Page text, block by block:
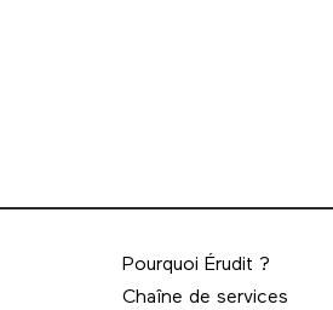
Pourquoi Érudit ?
Chaîne de services